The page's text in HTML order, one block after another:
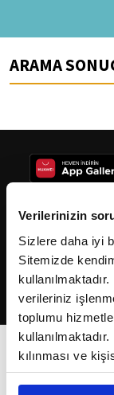
Verilerinizin
Sizlere daha iyi
Sitemizde
verileriniz
toplumu
kılınması ve
reklam/
ARAMA
2026Fikriyat.